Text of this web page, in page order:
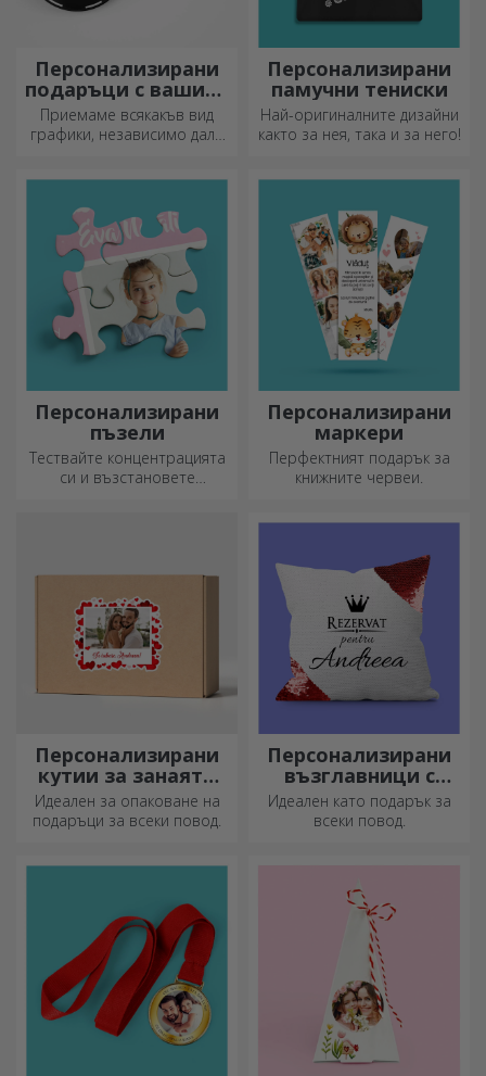
Персонализирани
подаръци с вашите
графики
Приемаме всякакъв вид
графики, независимо дали
Персонализирани
памучни тениски
Най-оригиналните дизайни
както за нея, така и за него!
Персонализирани
пъзели
Тествайте концентрацията
си и възстановете
Персонализирани
маркери
Перфектният подарък за
книжните червеи.
Персонализирани
кутии за занаяти
със стикери
Идеален за опаковане на
подаръци за всеки повод.
Персонализирани
възглавници с
пайети
Идеален като подарък за
всеки повод.